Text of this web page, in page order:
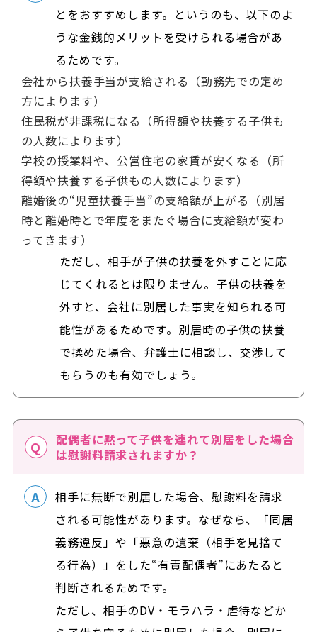
とをおすすめします。というのも、以下のよ
うな金銭的メリットを受けられる場合があ
るためです。
会社から扶養手当が支給される（勤務先での定め
方によります）
住民税が非課税になる（所得額や扶養する子供も
の人数によります）
学校の授業料や、公営住宅の家賃が安くなる（所
得額や扶養する子供もの人数によります）
離婚後の“児童扶養手当”の支給額が上がる（別居
時と離婚時とで年度をまたぐ場合に支給額が変わ
ってきます）
ただし、相手が子供の扶養を外すことに応
じてくれるとは限りません。子供の扶養を
外すと、会社に別居した事実を知られる可
能性があるためです。別居時の子供の扶養
で揉めた場合、弁護士に相談し、交渉して
もらうのも有効でしょう。
配偶者に黙って子供を連れて別居をした場合
は慰謝料請求されますか？
相手に無断で別居した場合、慰謝料を請求
される可能性があります。なぜなら、「同居
義務違反」や「悪意の遺棄（相手を見捨て
る行為）」をした“有責配偶者”にあたると
判断されるためです。
ただし、相手のDV・モラハラ・虐待などか